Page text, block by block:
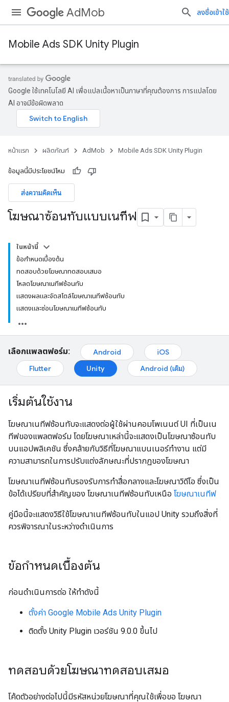
AdMob ลงชื่อเข้าใช้
Mobile Ads SDK Unity Plugin
Google ใช้เทคโนโลยี AI เพื่อแปลเนื้อหาเป็นภาษาที่คุณต้องการ การแปลโดย
AI อาจมีข้อผิดพลาด
หน้าแรก ผลิตภัณฑ์ AdMob Mobile Ads SDK Unity Plugin
ข้อมูลนี้มีประโยชน์ไหม
ส่งความคิดเห็น
โฆษณาซ้อนทับแบบเนทีฟ
ในหน้านี้
ข้อกำหนดเบื้องต้น
ทดสอบด้วยโฆษณาทดสอบเสมอ
โหลดโฆษณาเนทีฟซ้อนทับ
แสดงผลและจัดสไตล์โฆษณาเนทีฟซ้อนทับ
แสดงและซ่อนโฆษณาเนทีฟซ้อนทับ
เลือกแพลตฟอร์ม: Android
iOS
Flutter
Unity Android (เดิม)
เริ่มต้นใช้งาน
โฆษณาเนทีฟซ้อนทับจะแสดงต่อผู้ใช้ผ่านคอมโพเนนต์ UI ที่เป็นเน
ทีฟของแพลตฟอร์ม โดยโฆษณาเหล่านี้จะแสดงเป็นโฆษณาซ้อนทับ
บนแอปพลิเคชัน ซึ่งคล้ายกับวิธีที่โฆษณาแบนเนอร์ทำงาน แต่มี
ความสามารถในการปรับแต่งลักษณะที่ปรากฏของโฆษณา
โฆษณาเนทีฟซ้อนทับรองรับการทําสื่อกลางและโฆษณาวิดีโอ ซึ่งเป็น
ข้อได้เปรียบที่สำคัญของ โฆษณาเนทีฟซ้อนทับเหนือ โฆษณาเนทีฟ
คู่มือนี้จะแสดงวิธีใช้โฆษณาเนทีฟซ้อนทับในแอป Unity รวมถึงสิ่งที่
ควรพิจารณาในระหว่างดำเนินการ
ข้อกำหนดเบื้องต้น
ก่อนดำเนินการต่อ ให้ทำดังนี้
ตั้งค่า Google Mobile Ads Unity Plugin
ติดตั้ง Unity Plugin เวอร์ชัน 9.0.0 ขึ้นไป
ทดสอบด้วยโฆษณาทดสอบเสมอ
โค้ดตัวอย่างต่อไปนี้มีรหัสหน่วยโฆษณาที่คุณใช้เพื่อขอ โฆษณา